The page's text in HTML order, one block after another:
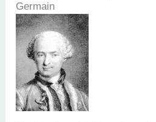
Germain